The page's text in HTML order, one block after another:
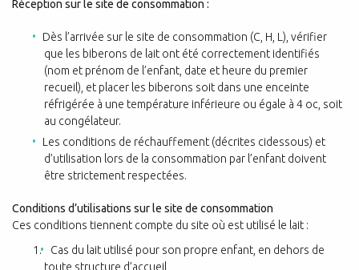
Réception sur le site de consommation :
Dès l’arrivée sur le site de consommation (C, H, L), vérifier
que les biberons de lait ont été correctement identifiés
(nom et prénom de l’enfant, date et heure du premier
recueil), et placer les biberons soit dans une enceinte
réfrigérée à une température inférieure ou égale à 4 oc, soit
au congélateur.
Les conditions de réchauffement (décrites cidessous) et
d’utilisation lors de la consommation par l’enfant doivent
être strictement respectées.
Conditions d’utilisations sur le site de consommation
Ces conditions tiennent compte du site où est utilisé le lait :
Cas du lait utilisé pour son propre enfant, en dehors de
toute structure d’accueil